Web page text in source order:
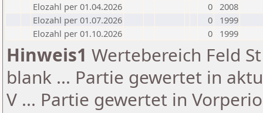
Elozahl per 01.04.2026
0 2008
Elozahl per 01.07.2026
0
1999
Elozahl per 01.10.2026
0 1999
Hinweis1 Wertebereich Feld
blank ... Partie gewertet in
V ... Partie gewertet in